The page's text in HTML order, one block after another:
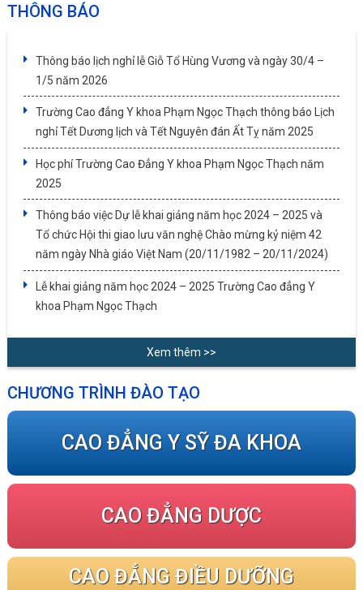
THÔNG BÁO
Thông báo lịch nghỉ lễ Giỗ Tổ Hùng Vương và ngày 30/4 –
1/5 năm 2026
Trường Cao đẳng Y khoa Phạm Ngọc Thạch thông báo Lịch
nghỉ Tết Dương lịch và Tết Nguyên đán Ất Tỵ năm 2025
Học phí Trường Cao Đẳng Y khoa Phạm Ngọc Thạch năm
2025
Thông báo việc Dự lễ khai giảng năm học 2024 – 2025 và
Tổ chức Hội thi giao lưu văn nghệ Chào mừng kỷ niệm 42
năm ngày Nhà giáo Việt Nam (20/11/1982 – 20/11/2024)
Lễ khai giảng năm học 2024 – 2025 Trường Cao đẳng Y
khoa Phạm Ngọc Thạch
Xem thêm >>
CHƯƠNG TRÌNH ĐÀO TẠO
CAO ĐẲNG Y SỸ ĐA KHOA
CAO ĐẲNG DƯỢC
CAO ĐẲNG ĐIỀU DƯỠNG